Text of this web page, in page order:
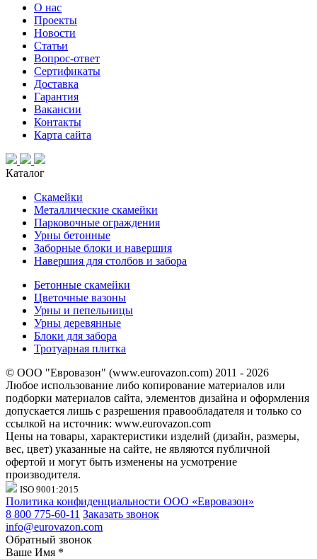
О нас
Проекты
Новости
Статьи
Вопрос-ответ
Сертификаты
Доставка
Гарантия
Вакансии
Контакты
Карта сайта
Каталог
Скамейки
Металлические скамейки
Парковочные ограждения
Урны бетонные
Заборные блоки и навершия
Навершия для столбов и забора
Бетонные скамейки
Цветочные вазоны
Урны и пепельницы
Урны деревянные
Блоки для забора
Тротуарная плитка
© ООО "Евровазон" (www.eurovazon.com) 2011 - 2026
Любое использование либо копирование материалов или
подборки материалов сайта, элементов дизайна и оформления
допускается лишь с разрешения правообладателя и только со
ссылкой на источник: www.eurovazon.com
Цены на товары, характеристики изделий (дизайн, размеры,
вес, цвет) указанные на сайте, не являются публичной
офертой и могут быть изменены на усмотрение
производителя.
ISO 9001:2015
Политика конфиденциальности ООО «Евровазон»
8 800 775-60-11 Заказать звонок
info@eurovazon.com
Обратный звонок
Ваше Имя *